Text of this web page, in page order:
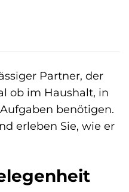
Partner, der
ob im Haushalt, in
benötigen.
erleben Sie, wie er